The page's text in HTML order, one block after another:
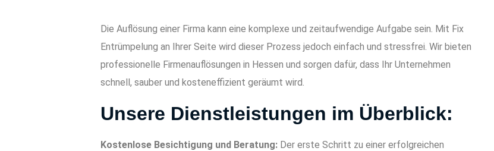
Die Auflösung einer Firma kann eine komplexe und zeitaufwendige Aufgabe sein. Mit Fix
Entrümpelung an Ihrer Seite wird dieser Prozess jedoch einfach und stressfrei. Wir bieten
professionelle Firmenauflösungen in Hessen und sorgen dafür, dass Ihr Unternehmen
schnell, sauber und kosteneffizient geräumt wird.
Unsere Dienstleistungen im Überblick:
Kostenlose Besichtigung und Beratung: Der erste Schritt zu einer erfolgreichen